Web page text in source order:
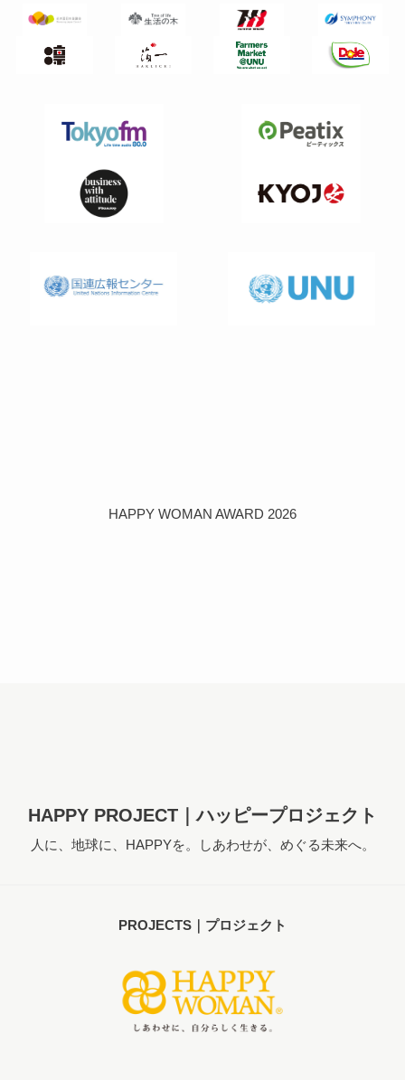
HAPPY WOMAN AWARD 2026
HAPPY PROJECT｜ハッピープロジェクト
人に、地球に、HAPPYを。しあわせが、めぐる未来へ。
PROJECTS｜プロジェクト